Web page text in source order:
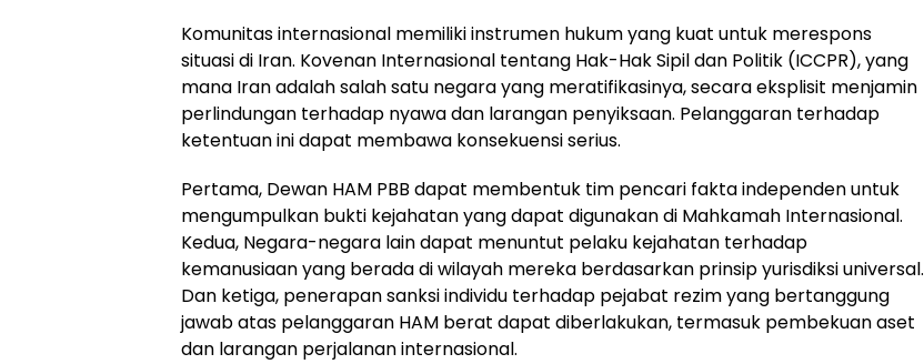
Komunitas internasional memiliki instrumen hukum yang kuat untuk merespons
situasi di Iran. Kovenan Internasional tentang Hak-Hak Sipil dan Politik (ICCPR), yang
mana Iran adalah salah satu negara yang meratifikasinya, secara eksplisit menjamin
perlindungan terhadap nyawa dan larangan penyiksaan. Pelanggaran terhadap
ketentuan ini dapat membawa konsekuensi serius.
Pertama, Dewan HAM PBB dapat membentuk tim pencari fakta independen untuk
mengumpulkan bukti kejahatan yang dapat digunakan di Mahkamah Internasional.
Kedua, Negara-negara lain dapat menuntut pelaku kejahatan terhadap
kemanusiaan yang berada di wilayah mereka berdasarkan prinsip yurisdiksi universal.
Dan ketiga, penerapan sanksi individu terhadap pejabat rezim yang bertanggung
jawab atas pelanggaran HAM berat dapat diberlakukan, termasuk pembekuan aset
dan larangan perjalanan internasional.